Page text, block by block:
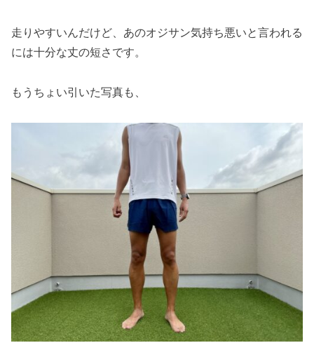
走りやすいんだけど、あのオジサン気持ち悪いと言われる
には十分な丈の短さです。
もうちょい引いた写真も、